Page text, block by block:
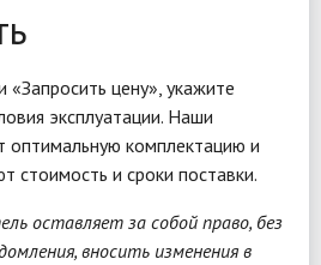
цену», укажите
эксплуатации. Наши
оптимальную комплектацию и
стоимость и сроки поставки.
оставляет за собой право, без
вносить изменения в